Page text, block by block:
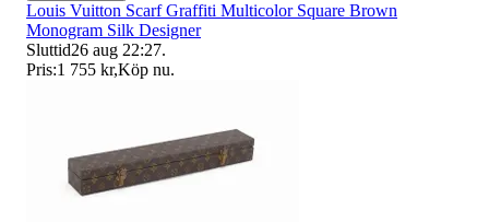
Louis Vuitton Scarf Graffiti Multicolor Square Brown
Monogram Silk Designer
Sluttid26 aug 22:27.
Pris:1 755 kr,Köp nu.